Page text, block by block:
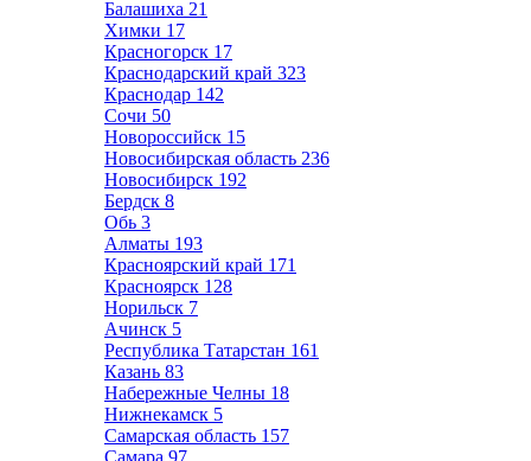
Балашиха 21
Химки 17
Красногорск 17
Краснодарский край 323
Краснодар 142
Сочи 50
Новороссийск 15
Новосибирская область 236
Новосибирск 192
Бердск 8
Обь 3
Алматы 193
Красноярский край 171
Красноярск 128
Норильск 7
Ачинск 5
Республика Татарстан 161
Казань 83
Набережные Челны 18
Нижнекамск 5
Самарская область 157
Самара 97